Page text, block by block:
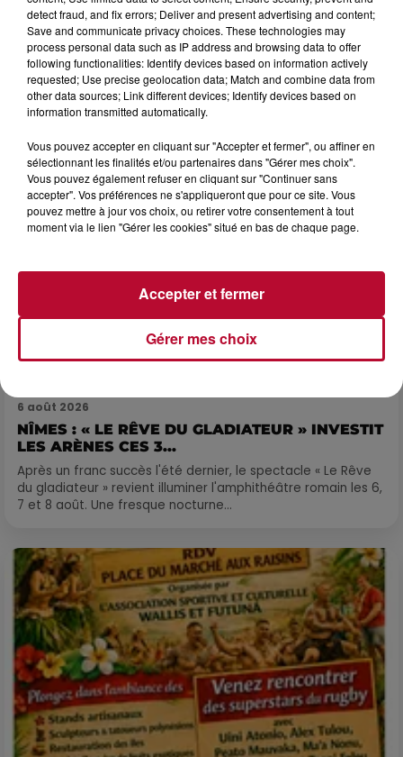
0h01
DINER CONCERT À LA MJC DE MARSEILLAN
6 août 2026
NÎMES : « LE RÊVE DU GLADIATEUR » INVESTIT
LES ARÈNES CES 3...
Après un franc succès l'été dernier, le spectacle « Le Rêve
du gladiateur » revient illuminer l'amphithéâtre romain les 6,
7 et 8 août. Une fresque nocturne...
detect fraud, and fix errors; Deliver and present advertising and content;
Save and communicate privacy choices. These technologies may
process personal data such as IP address and browsing data to offer
following functionalities: Identify devices based on information actively
requested; Use precise geolocation data; Match and combine data from
other data sources; Link different devices; Identify devices based on
information transmitted automatically.
Vous pouvez accepter en cliquant sur "Accepter et fermer", ou affiner en
sélectionnant les finalités et/ou partenaires dans "Gérer mes choix".
Vous pouvez également refuser en cliquant sur "Continuer sans
accepter". Vos préférences ne s'appliqueront que pour ce site. Vous
pouvez mettre à jour vos choix, ou retirer votre consentement à tout
moment via le lien "Gérer les cookies" situé en bas de chaque page.
Gérer mes choix
Accepter et fermer